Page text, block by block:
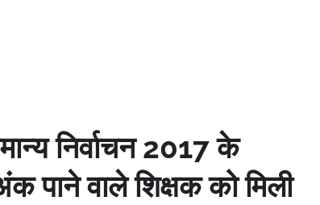
निर्वाचन 2017 के
पाने वाले शिक्षक को मिली